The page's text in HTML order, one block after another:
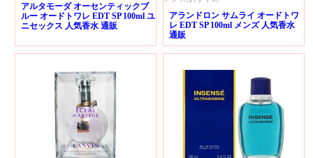
アルタモーダ オーセンティックブ
ルー オードトワレ EDT SP 100ml ユ
ニセックス 人気香水 通販
アランドロン サムライ オードトワ
レ EDT SP 100ml メンズ 人気香水
通販